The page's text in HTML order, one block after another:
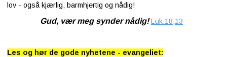
lov - også kjærlig, barmhjertig og nådig!
Gud, vær meg synder nådig! Luk.18,13
Les og hør de gode nyhetene - evangeliet: